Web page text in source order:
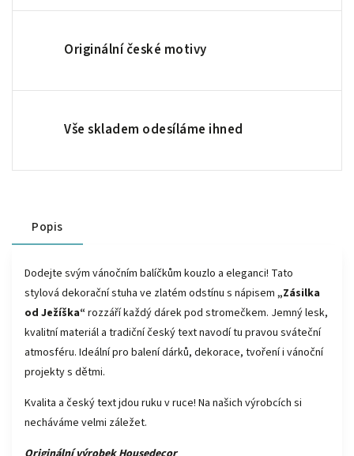
Originální české motivy
Vše skladem odesíláme ihned
Popis
Dodejte svým vánočním balíčkům kouzlo a eleganci! Tato
stylová dekorační stuha ve zlatém odstínu s nápisem „Zásilka
od Ježíška“ rozzáří každý dárek pod stromečkem. Jemný lesk,
kvalitní materiál a tradiční český text navodí tu pravou sváteční
atmosféru. Ideální pro balení dárků, dekorace, tvoření i vánoční
projekty s dětmi.
Kvalita a český text jdou ruku v ruce! Na našich výrobcích si
necháváme velmi záležet.